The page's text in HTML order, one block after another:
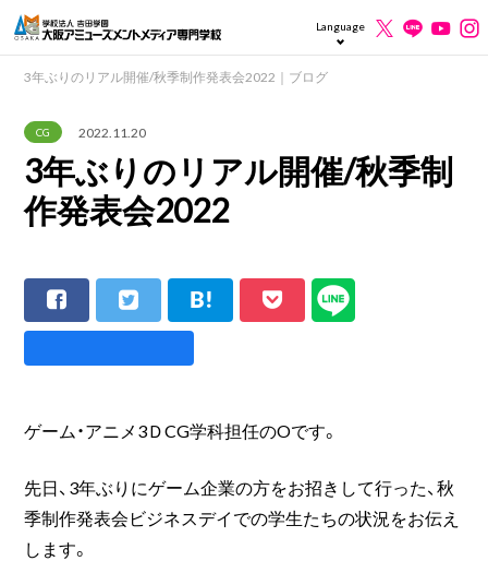
Language
3年ぶりのリアル開催/秋季制作発表会2022｜ブログ
CG 2022.11.20
3年ぶりのリアル開催/秋季制
作発表会2022
ゲーム・アニメ3ＤCG学科担任のOです。
先日、3年ぶりにゲーム企業の方をお招きして行った、秋
季制作発表会ビジネスデイでの学生たちの状況をお伝え
します。